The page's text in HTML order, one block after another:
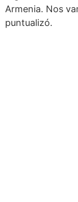
Armenia. Nos
puntualizó.